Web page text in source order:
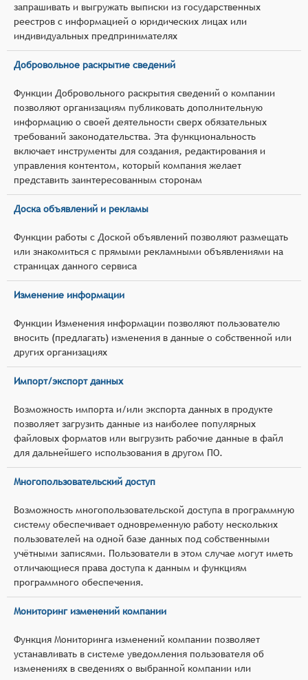
запрашивать и выгружать выписки из государственных
реестров с информацией о юридических лицах или
индивидуальных предпринимателях
Добровольное раскрытие сведений
Функции Добровольного раскрытия сведений о компании
позволяют организациям публиковать дополнительную
информацию о своей деятельности сверх обязательных
требований законодательства. Эта функциональность
включает инструменты для создания, редактирования и
управления контентом, который компания желает
представить заинтересованным сторонам
Доска объявлений и рекламы
Функции работы с Доской объявлений позволяют размещать
или знакомиться с прямыми рекламными объявлениями на
страницах данного сервиса
Изменение информации
Функции Изменения информации позволяют пользователю
вносить (предлагать) изменения в данные о собственной или
других организациях
Импорт/экспорт данных
Возможность импорта и/или экспорта данных в продукте
позволяет загрузить данные из наиболее популярных
файловых форматов или выгрузить рабочие данные в файл
для дальнейшего использования в другом ПО.
Многопользовательский доступ
Возможность многопользовательской доступа в программную
систему обеспечивает одновременную работу нескольких
пользователей на одной базе данных под собственными
учётными записями. Пользователи в этом случае могут иметь
отличающиеся права доступа к данным и функциям
программного обеспечения.
Мониторинг изменений компании
Функция Мониторинга изменений компании позволяет
устанавливать в системе уведомления пользователя об
изменениях в сведениях о выбранной компании или